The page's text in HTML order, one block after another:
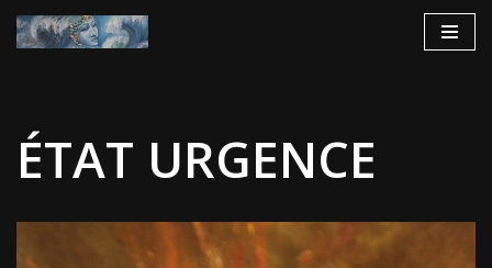
ÉTAT URGENCE